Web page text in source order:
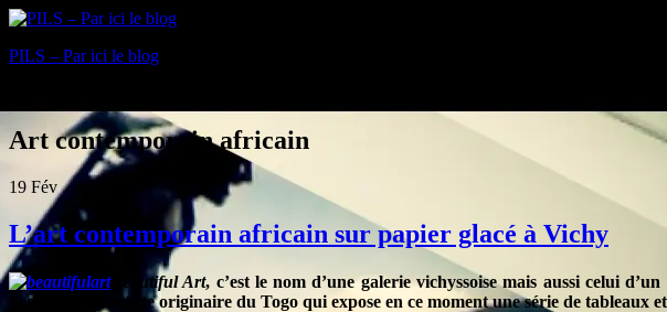
PILS – Par ici le blog
Art contemporain africain
19 Fév
L’art contemporain africain sur papier glacé à Vichy
Beautiful Art, c’est le nom d’une galerie vichyssoise mais aussi celui
Segoh, jeune artiste originaire du Togo qui expose en ce moment une série de tableaux